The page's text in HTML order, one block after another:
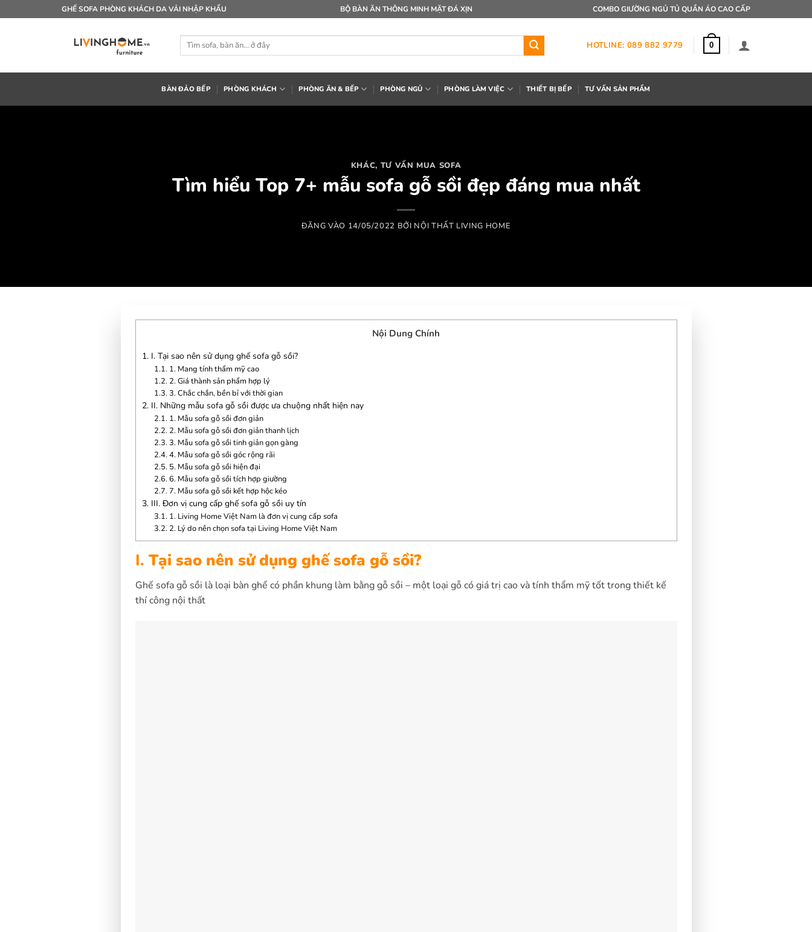
qua
GHẾ SOFA PHÒNG KHÁCH DA VẢI NHẬP KHẨU BỘ BÀN ĂN THÔNG MINH MẶT ĐÁ XỊN COMBO GIƯỜNG NGỦ TỦ QUẦN ÁO CAO CẤP
Tìm
HOTLINE: 089 882 9779 0
BÀN ĐẢO BẾP PHÒNG KHÁCH PHÒNG ĂN & BẾP PHÒNG NGỦ PHÒNG LÀM VIỆC THIẾT BỊ BẾP TƯ VẤN SẢN PHẨM
KHÁC, TƯ VẤN MUA SOFA
Tìm hiểu Top 7+ mẫu sofa gỗ sồi đẹp đáng mua nhất
ĐĂNG VÀO 14/05/2022 BỞI NỘI THẤT LIVING HOME
Nội Dung Chính
1.I. Tại sao nên sử dụng ghế sofa gỗ sồi?
1.1. 1. Mang tính thẩm mỹ cao
1.2. 2. Giá thành sản phẩm hợp lý
1.3. 3. Chắc chắn, bền bỉ với thời gian
2.II. Những mẫu sofa gỗ sồi được ưa chuộng nhất hiện nay
2.1. 1. Mẫu sofa gỗ sồi đơn giản
2.2. 2. Mẫu sofa gỗ sồi đơn giản thanh lịch
2.3. 3. Mẫu sofa gỗ sồi tinh giản gọn gàng
2.4. 4. Mẫu sofa gỗ sồi góc rộng rãi
2.5. 5. Mẫu sofa gỗ sồi hiện đại
2.6. 6. Mẫu sofa gỗ sồi tích hợp giường
2.7. 7. Mẫu sofa gỗ sồi kết hợp hộc kéo
3.III. Đơn vị cung cấp ghế sofa gỗ sồi uy tín
3.1. 1. Living Home Việt Nam là đơn vị cung cấp sofa
3.2. 2. Lý do nên chọn sofa tại Living Home Việt Nam
I. Tại sao nên sử dụng ghế sofa gỗ sồi?
Ghế sofa gỗ sồi là loại bàn ghế có phần khung làm bằng gỗ sồi – một loại gỗ có giá trị cao và tính thẩm mỹ tốt trong thiết kế
thí công nội thất